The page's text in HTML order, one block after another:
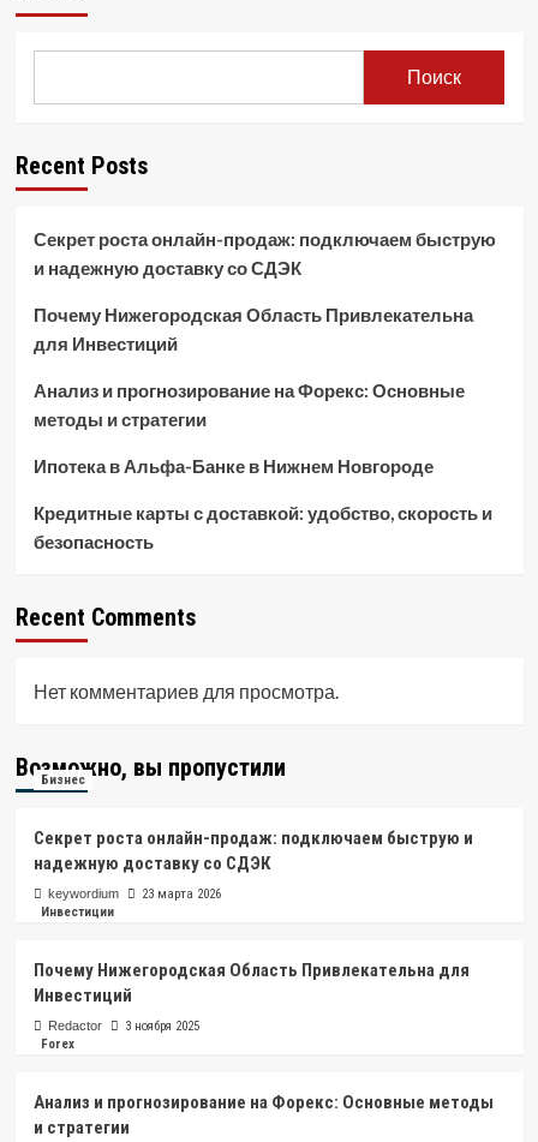
Поиск
Recent Posts
Секрет роста онлайн-продаж: подключаем быструю
и надежную доставку со СДЭК
Почему Нижегородская Область Привлекательна
для Инвестиций
Анализ и прогнозирование на Форекс: Основные
методы и стратегии
Ипотека в Альфа-Банке в Нижнем Новгороде
Кредитные карты с доставкой: удобство, скорость и
безопасность
Recent Comments
Нет комментариев для просмотра.
Возможно, вы пропустили
Бизнес
Секрет роста онлайн-продаж: подключаем быструю и
надежную доставку со СДЭК
keywordium
23 марта 2026
Инвестиции
Почему Нижегородская Область Привлекательна для
Инвестиций
Redactor
3 ноября 2025
Forex
Анализ и прогнозирование на Форекс: Основные методы
и стратегии